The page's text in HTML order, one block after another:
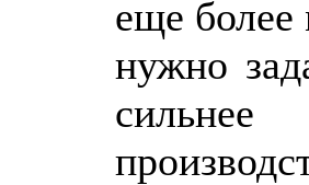
еще более
нужно
сильнее